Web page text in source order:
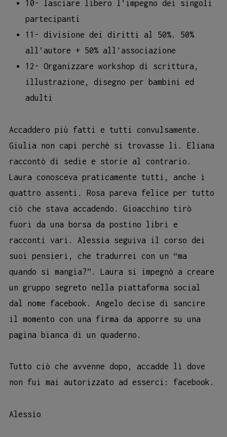
10- lasciare libero l’impegno dei singoli
partecipanti
11- divisione dei diritti al 50%. 50%
all’autore + 50% all’associazione
12- Organizzare workshop di scrittura,
illustrazione, disegno per bambini ed
adulti
Accaddero più fatti e tutti convulsamente.
Giulia non capì perchè si trovasse li. Eliana
raccontò di sedie e storie al contrario.
Laura conosceva praticamente tutti, anche i
quattro assenti. Rosa pareva felice per tutto
ciò che stava accadendo. Gioacchino tirò
fuori da una borsa da postino libri e
racconti vari. Alessia seguiva il corso dei
suoi pensieri, che tradurrei con un “ma
quando si mangia?”. Laura si impegnò a creare
un gruppo segreto nella piattaforma social
dal nome facebook. Angelo decise di sancire
il momento con una firma da apporre su una
pagina bianca di un quaderno.
Tutto ciò che avvenne dopo, accadde lì dove
non fui mai autorizzato ad esserci: facebook.
Alessio